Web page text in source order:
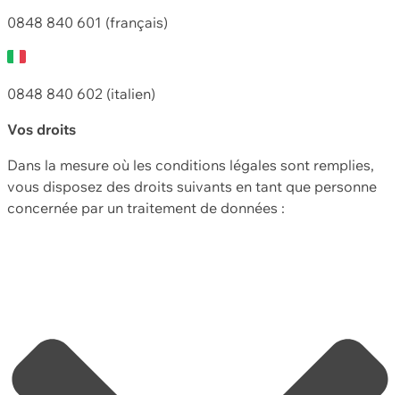
0848 840 601 (français)
0848 840 602 (italien)
Vos droits
Dans la mesure où les conditions légales sont remplies,
vous disposez des droits suivants en tant que personne
concernée par un traitement de données :